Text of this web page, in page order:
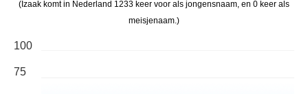
(Izaak komt in Nederland 1233 keer voor als jongensnaam, en 0 keer als
meisjenaam.)
100
75